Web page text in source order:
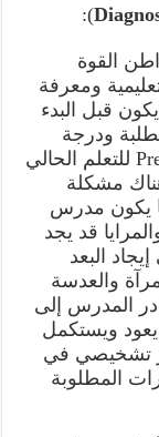
):
القوة
ومعرفة
قبل البدء
ودرجة
تمكنهم من المتطلبات السابقةPrerequisite للتعلم الحالي
مشكلة
يكون مدرس
قد يجد
البعد
والعدسة
المدرس إلى
ويستكمل
تشخيصي في
المطلوبة